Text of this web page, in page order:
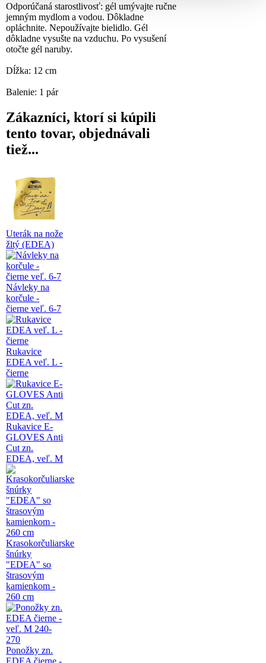
Odporúčaná starostlivosť: gél umývajte ručne
jemným mydlom a vodou. Dôkladne
opláchnite. Nepoužívajte bielidlo. Gél
dôkladne vysušte na vzduchu. Po vysušení
otočte gél naruby.
Dĺžka: 12 cm
Balenie: 1 pár
Zákazníci, ktorí si kúpili
tento tovar, objednávali
tiež...
Uterák na nože
žltý (EDEA)
Návleky na
korčule -
čierne veľ. 6-7
Rukavice
EDEA veľ. L -
čierne
Rukavice E-
GLOVES Anti
Cut zn.
EDEA, veľ. M
Krasokorčuliarske
šnúrky
"EDEA" so
štrasovým
kamienkom -
260 cm
Ponožky zn.
EDEA čierne -